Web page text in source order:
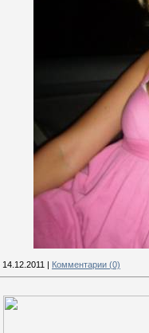
14.12.2011 Комментарии (0)